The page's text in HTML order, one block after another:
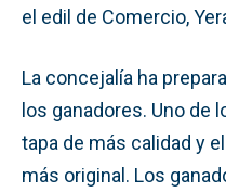
el edil de Comercio,
La concejalía ha
los ganadores. Uno de
tapa de más calidad y
más original. Los